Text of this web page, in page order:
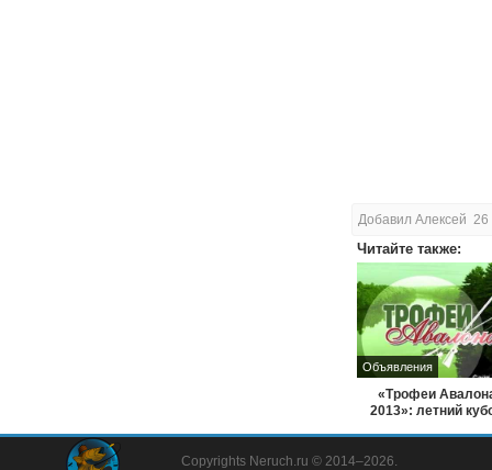
Добавил Алексей 26
Читайте также:
«Трофеи
2013»: летний
Объявления
Copyrights Neruch.ru © 2014–2026.